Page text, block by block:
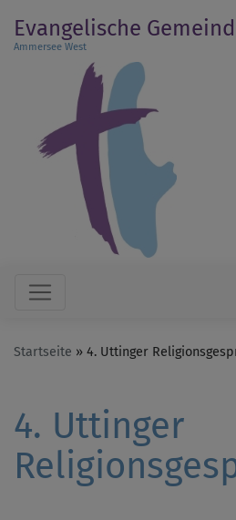
zum
Inhalt
Evangelische
Ammersee West
Hauptnavigation
Startseite 4. Uttinger
4. Uttinger